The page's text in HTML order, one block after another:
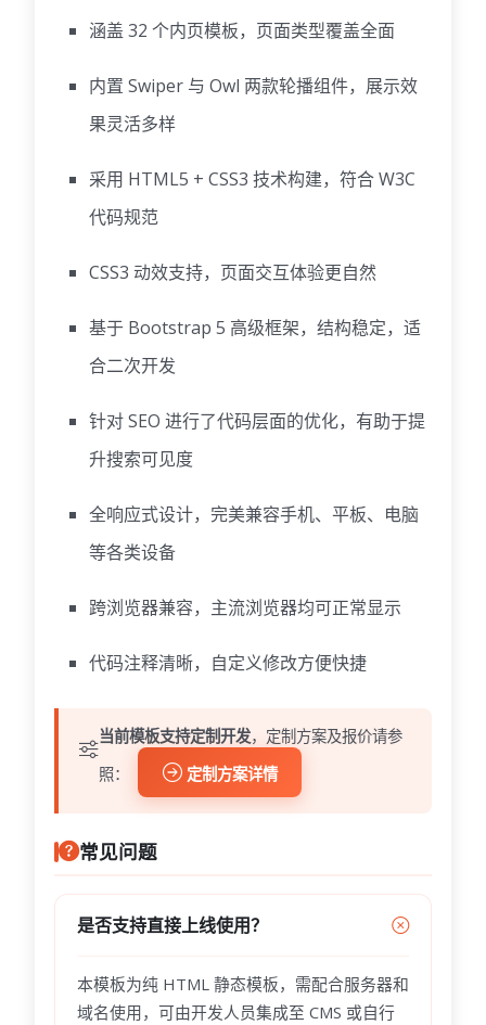
涵盖 32 个内页模板，页面类型覆盖全面
内置 Swiper 与 Owl 两款轮播组件，展示效
果灵活多样
采用 HTML5 + CSS3 技术构建，符合 W3C
代码规范
CSS3 动效支持，页面交互体验更自然
基于 Bootstrap 5 高级框架，结构稳定，适
合二次开发
针对 SEO 进行了代码层面的优化，有助于提
升搜索可见度
全响应式设计，完美兼容手机、平板、电脑
等各类设备
跨浏览器兼容，主流浏览器均可正常显示
代码注释清晰，自定义修改方便快捷
当前模板支持定制开发，定制方案及报价请参
照：
定制方案详情
常见问题
是否支持直接上线使用？
本模板为纯 HTML 静态模板，需配合服务器和
域名使用，可由开发人员集成至 CMS 或自行